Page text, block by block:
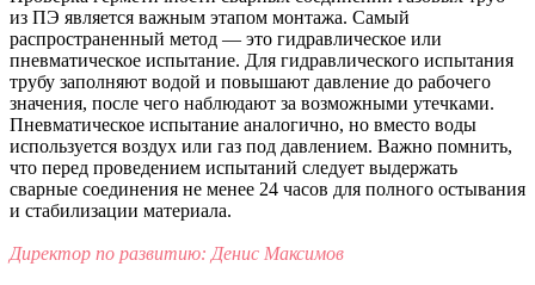
из ПЭ является важным этапом монтажа. Самый
распространенный метод — это гидравлическое или
пневматическое испытание. Для гидравлического испытания
трубу заполняют водой и повышают давление до рабочего
значения, после чего наблюдают за возможными утечками.
Пневматическое испытание аналогично, но вместо воды
используется воздух или газ под давлением. Важно помнить,
что перед проведением испытаний следует выдержать
сварные соединения не менее 24 часов для полного остывания
и стабилизации материала.
Директор по развитию: Денис Максимов